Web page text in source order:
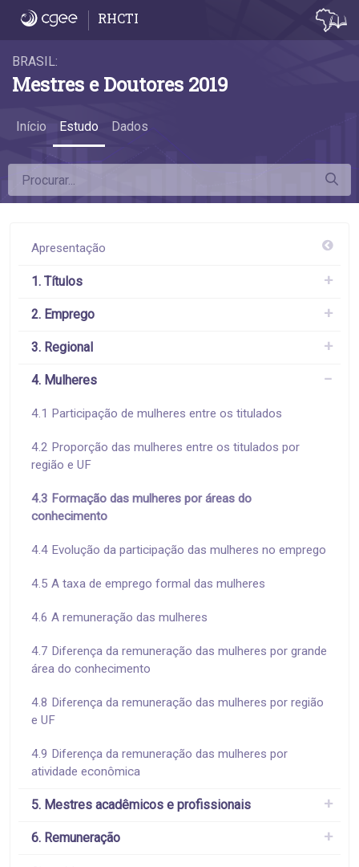
4.3 Formação das mulheres por áreas
RHCTI
BRASIL:
Mestres e Doutores 2019
Início Estudo Dados
Apresentação
1. Títulos
2. Emprego
3. Regional
4. Mulheres
4.1 Participação de mulheres entre os titulados
4.2 Proporção das mulheres entre os titulados por
região e UF
4.3 Formação das mulheres por áreas do
conhecimento
4.4 Evolução da participação das mulheres no emprego
4.5 A taxa de emprego formal das mulheres
4.6 A remuneração das mulheres
4.7 Diferença da remuneração das mulheres por grande
área do conhecimento
4.8 Diferença da remuneração das mulheres por região
e UF
4.9 Diferença da remuneração das mulheres por
atividade econômica
5. Mestres acadêmicos e profissionais
6. Remuneração